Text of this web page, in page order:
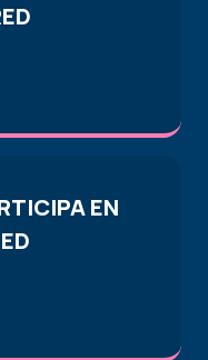
EN